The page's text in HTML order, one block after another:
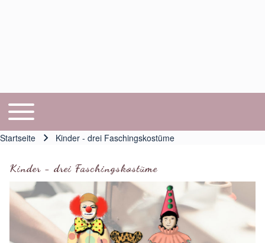
Hauptnavigation
Toggle main menu
Startseite Kinder - drei Faschingskostüme
Kinder - drei Faschingskostüme